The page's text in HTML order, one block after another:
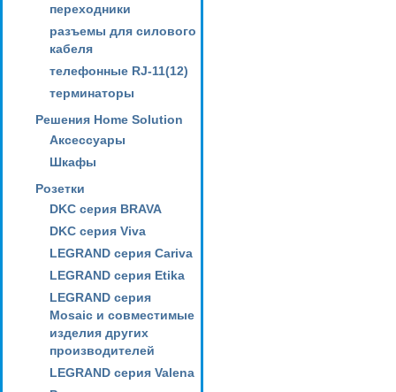
переходники
разъемы для силового
кабеля
телефонные RJ-11(12)
терминаторы
Решения Home Solution
Аксессуары
Шкафы
Розетки
DKC серия BRAVA
DKC серия Viva
LEGRAND серия Cariva
LEGRAND серия Etika
LEGRAND серия
Mosaic и совместимые
изделия других
производителей
LEGRAND серия Valena